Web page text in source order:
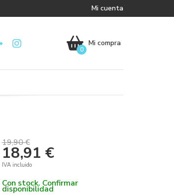
Mi cuenta
Mi compra
0
19,90 €
18,91 €
IVA incluido
Con stock. Confirmar
disponibilidad